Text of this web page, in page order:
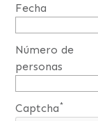
Fecha
Número de
personas
Captcha*